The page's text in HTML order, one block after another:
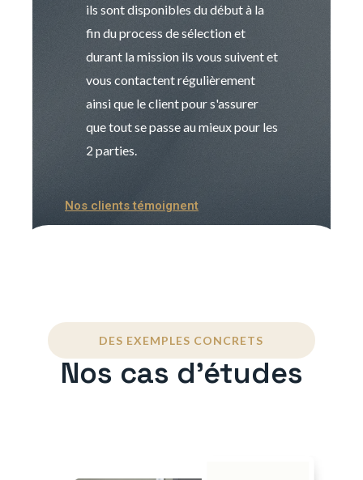
ils sont disponibles du début à la
fin du process de sélection et
durant la mission ils vous suivent et
vous contactent régulièrement
ainsi que le client pour s'assurer
que tout se passe au mieux pour les
2 parties.
Nos clients témoignent
DES EXEMPLES CONCRETS
Nos cas d'études